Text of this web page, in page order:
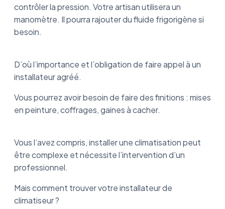
contrôler la pression. Votre artisan utilisera un
manomètre. Il pourra rajouter du fluide frigorigène si
besoin.
D’où l’importance et l’obligation de faire appel à un
installateur agréé.
Vous pourrez avoir besoin de faire des finitions : mises
en peinture, coffrages, gaines à cacher.
Vous l’avez compris, installer une climatisation peut
être complexe et nécessite l’intervention d’un
professionnel.
Mais comment trouver votre installateur de
climatiseur ?